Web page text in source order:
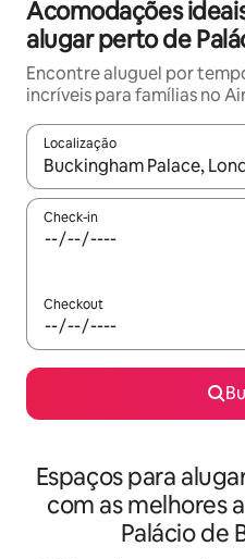
Acomodações
alugar perto de
Encontre aluguel por
incríveis para famílias no
Localização
Quando os resultados
Check-in
Checkout
Espaços para
com as melhores
Palácio de